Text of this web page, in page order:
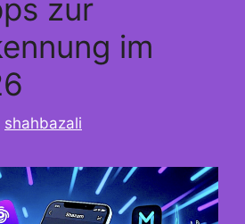
zur
im
shahbazali